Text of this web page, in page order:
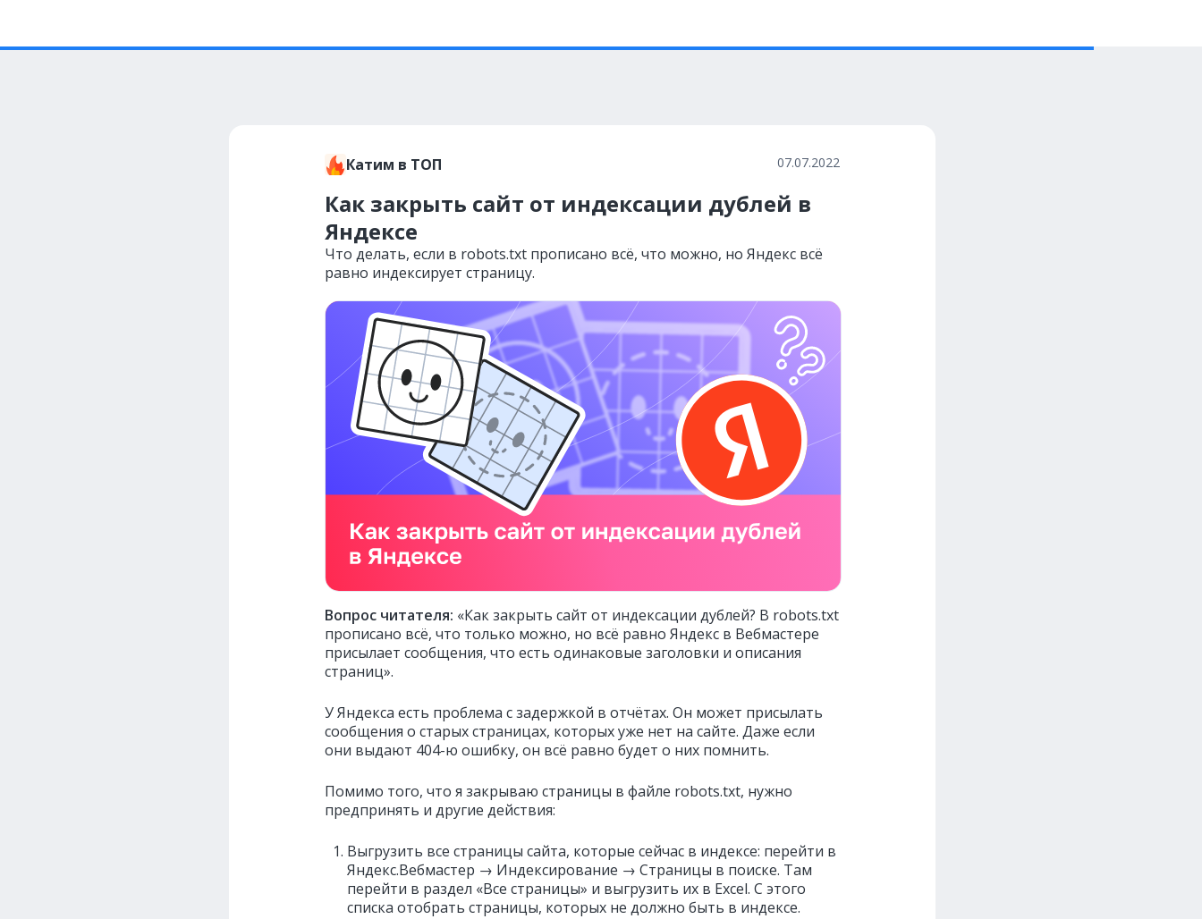
Катим в ТОП 07.07.2022
Как закрыть сайт от индексации дублей в
Яндексе
Что делать, если в robots.txt прописано всё, что можно, но Яндекс всё
равно индексирует страницу.
Вопрос читателя: «Как закрыть сайт от индексации дублей? В robots.txt
прописано всё, что только можно, но всё равно Яндекс в Вебмастере
присылает сообщения, что есть одинаковые заголовки и описания
страниц».
У Яндекса есть проблема с задержкой в отчётах. Он может присылать
сообщения о старых страницах, которых уже нет на сайте. Даже если
они выдают 404-ю ошибку, он всё равно будет о них помнить.
Помимо того, что я закрываю страницы в файле robots.txt, нужно
предпринять и другие действия:
Выгрузить все страницы сайта, которые сейчас в индексе: перейти в
Яндекс.Вебмастер → Индексирование → Страницы в поиске. Там
перейти в раздел «Все страницы» и выгрузить их в Excel. С этого
списка отобрать страницы, которых не должно быть в индексе.